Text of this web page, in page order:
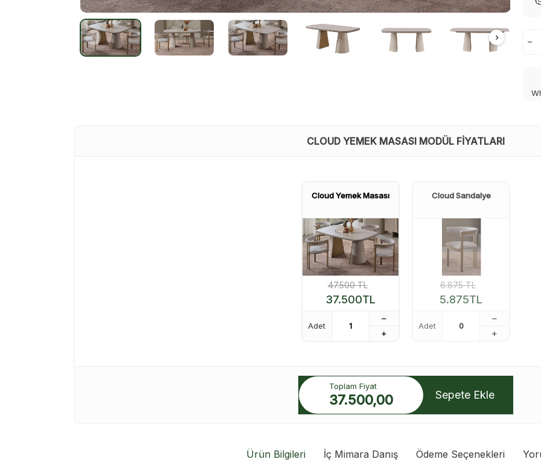
CLOUD YEMEK MASASI MODÜL FIYATLARI
Cloud Yemek Masası
47.500TL
37.500TL
Adet
Cloud Sandalye
6.875TL
5.875TL
Adet
Toplam Fiyat
37.500,00 Sepete Ekle
Ürün Bilgileri İç Mimara Danış Ödeme Seçenekleri